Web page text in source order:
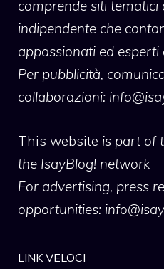
comprende siti
indipendente che
appassionati ed esperti
Per pubblicità,
collaborazioni:
This website is part of
the IsayBlog! network
For advertising, press
opportunities:
LINK VELOCI